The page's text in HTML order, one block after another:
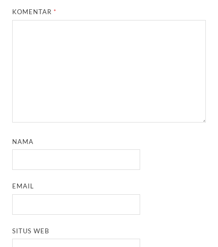
KOMENTAR *
NAMA
EMAIL
SITUS WEB